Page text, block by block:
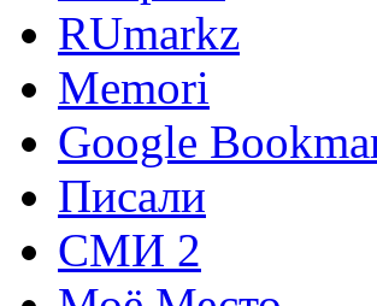
RUmarkz
Memori
Google
Писали
СМИ 2